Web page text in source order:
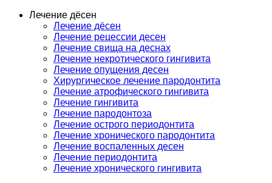
Лечение дёсен
Лечение дёсен
Лечение рецессии десен
Лечение свища на деснах
Лечение некротического гингивита
Лечение опущения десен
Хирургическое лечение пародонтита
Лечение атрофического гингивита
Лечение гингивита
Лечение пародонтоза
Лечение острого периодонтита
Лечение хронического пародонтита
Лечение воспаленных десен
Лечение периодонтита
Лечение хронического гингивита